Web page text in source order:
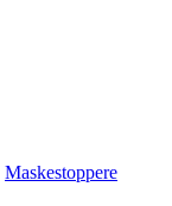
Maskestoppere